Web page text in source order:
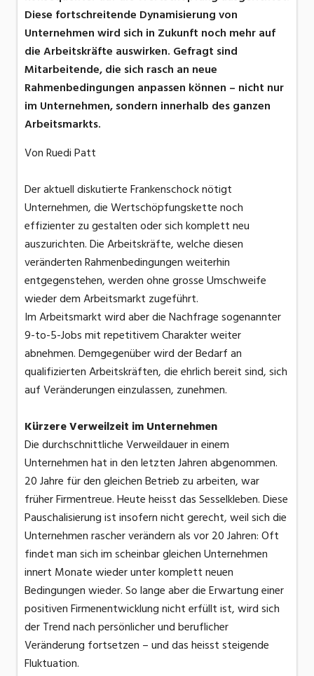
Diese fortschreitende Dynamisierung von
Unternehmen wird sich in Zukunft noch mehr auf
die Arbeitskräfte auswirken. Gefragt sind
Mitarbeitende, die sich rasch an neue
Rahmenbedingungen anpassen können – nicht nur
im Unternehmen, sondern innerhalb des ganzen
Arbeitsmarkts.
Von Ruedi Patt
Der aktuell diskutierte Frankenschock nötigt
Unternehmen, die Wertschöpfungskette noch
effizienter zu gestalten oder sich komplett neu
auszurichten. Die Arbeitskräfte, welche diesen
veränderten Rahmenbedingungen weiterhin
entgegenstehen, werden ohne grosse Umschweife
wieder dem Arbeitsmarkt zugeführt.
Im Arbeitsmarkt wird aber die Nachfrage sogenannter
9-to-5-Jobs mit repetitivem Charakter weiter
abnehmen. Demgegenüber wird der Bedarf an
qualifizierten Arbeitskräften, die ehrlich bereit sind, sich
auf Veränderungen einzulassen, zunehmen.
Kürzere Verweilzeit im Unternehmen
Die durchschnittliche Verweildauer in einem
Unternehmen hat in den letzten Jahren abgenommen.
20 Jahre für den gleichen Betrieb zu arbeiten, war
früher Firmentreue. Heute heisst das Sesselkleben. Diese
Pauschalisierung ist insofern nicht gerecht, weil sich die
Unternehmen rascher verändern als vor 20 Jahren: Oft
findet man sich im scheinbar gleichen Unternehmen
innert Monate wieder unter komplett neuen
Bedingungen wieder. So lange aber die Erwartung einer
positiven Firmenentwicklung nicht erfüllt ist, wird sich
der Trend nach persönlicher und beruflicher
Veränderung fortsetzen – und das heisst steigende
Fluktuation.